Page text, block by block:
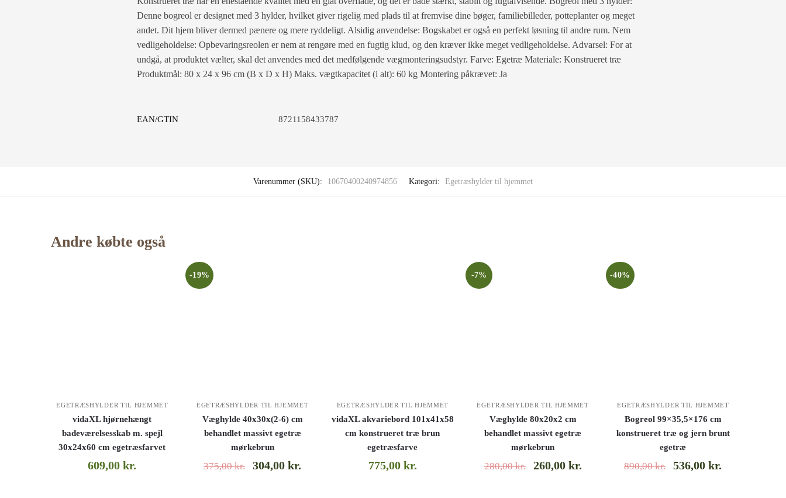
Denne bogreol er designet med 3 hylder, hvilket giver rigelig med plads til at fremvise dine bøger, familiebilleder, potteplanter og meget
andet. Dit hjem bliver dermed pænere og mere ryddeligt. Alsidig anvendelse: Bogskabet er også en perfekt løsning til andre rum. Nem
vedligeholdelse: Opbevaringsreolen er nem at rengøre med en fugtig klud, og den kræver ikke meget vedligeholdelse. Advarsel: For at
undgå, at produktet vælter, skal det anvendes med det medfølgende vægmonteringsudstyr. Farve: Egetræ Materiale: Konstrueret træ
Produktmål: 80 x 24 x 96 cm (B x D x H) Maks. vægtkapacitet (i alt): 60 kg Montering påkrævet: Ja
EAN/GTIN 8721158433787
Varenummer (SKU): 10670400240974856 Kategori: Egetræshylder til hjemmet
Andre købte også
EGETRÆSHYLDER TIL HJEMMET
vidaXL hjørnehængt
badeværelsesskab m. spejl
30x24x60 cm egetræsfarvet
609,00kr.
-19%
EGETRÆSHYLDER TIL HJEMMET
Væghylde 40x30x(2-6) cm
behandlet massivt egetræ
mørkebrun
375,00kr. 304,00kr.
EGETRÆSHYLDER TIL HJEMMET
vidaXL akvariebord 101x41x58
cm konstrueret træ brun
egetræsfarve
775,00 kr.
-7%
EGETRÆSHYLDER TIL HJEMMET
Væghylde 80x20x2 cm
behandlet massivt egetræ
mørkebrun
280,00kr. 260,00 kr.
-40%
EGETRÆSHYLDER TIL HJEMMET
Bogreol 99×35,5×176 cm
konstrueret træ og jern brunt
egetræ
890,00kr. 536,00kr.